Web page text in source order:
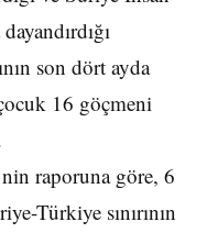
son dört ayda
16 göçmeni
raporuna göre, 6
Türkiye sınırının